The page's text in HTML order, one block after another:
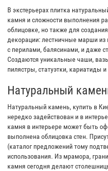
В экстерьерах плитка
камня и сложности выполнения
облицовке, но также для
декорации: лестничные марши
с перилами, балясинами, и даже
Создаются уникальные чаши,
пилястры, статуэтки, кариатиды
Натуральный
Натуральный камень, купить в
нередко задействован и в
камня в интерьере может быть
выполнена облицовка стен.
(каталог предложений тому
использования. Из мрамора,
камня сегодня делают